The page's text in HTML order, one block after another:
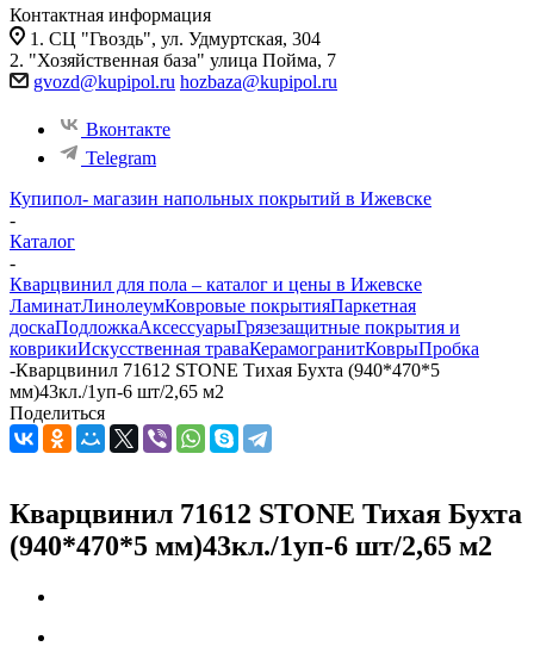
Контактная информация
1. СЦ "Гвоздь", ул. Удмуртская, 304
2. "Хозяйственная база" улица Пойма, 7
gvozd@kupipol.ru hozbaza@kupipol.ru
Вконтакте
Telegram
Купипол- магазин напольных покрытий в Ижевске
-
Каталог
-
Кварцвинил для пола – каталог и цены в Ижевске
ЛаминатЛинолеумКовровые покрытияПаркетная
доскаПодложкаАксессуарыГрязезащитные покрытия и
коврикиИскусственная траваКерамогранитКоврыПробка
-Кварцвинил 71612 STONE Тихая Бухта (940*470*5
мм)43кл./1уп-6 шт/2,65 м2
Поделиться
Кварцвинил 71612 STONE Тихая Бухта
(940*470*5 мм)43кл./1уп-6 шт/2,65 м2